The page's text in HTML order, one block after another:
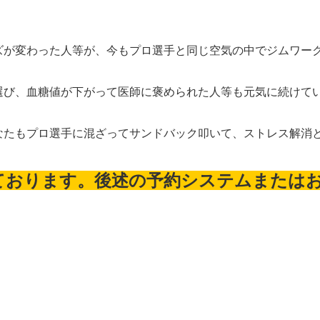
変わった人等が、今もプロ選手と同じ空気の中でジムワー
、血糖値が下がって医師に褒められた人等も元気に続けて
もプロ選手に混ざってサンドバック叩いて、ストレス解消
ります。後述の予約システムまたは